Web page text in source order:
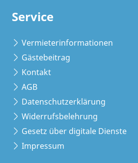
Service
Vermieterinformationen
Gästebeitrag
Kontakt
AGB
Datenschutzerklärung
Widerrufsbelehrung
Gesetz über digitale Dienste
Impressum